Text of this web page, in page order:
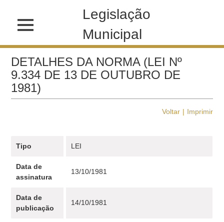
Legislação
Municipal
DETALHES DA NORMA (LEI Nº
9.334 DE 13 DE OUTUBRO DE
1981)
Voltar Imprimir
Tipo LEI
Data de
assinatura
13/10/1981
Data de
publicação
14/10/1981